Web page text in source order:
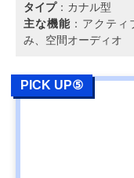
タイプ：カナル型
主な機能：アクティ
み、空間オーディオ
PICK UP⑤